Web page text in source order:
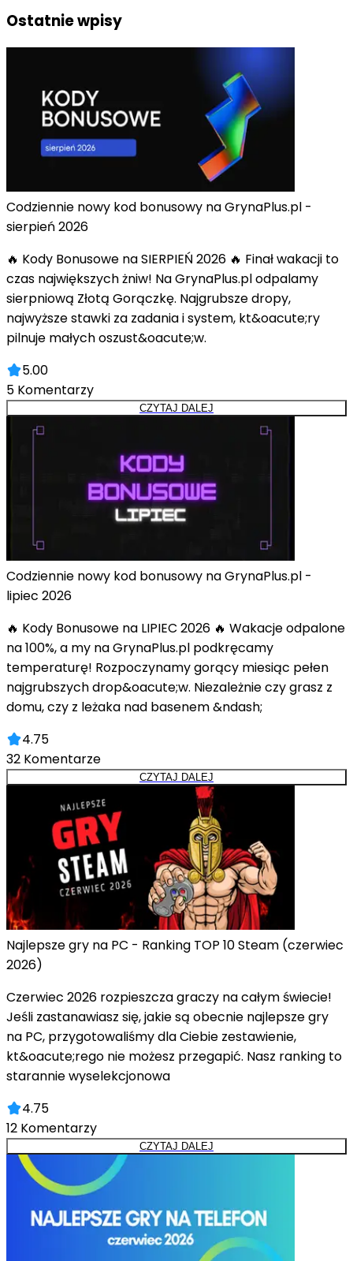
Ostatnie wpisy
Codziennie nowy kod bonusowy na GrynaPlus.pl -
sierpień 2026
🔥 Kody Bonusowe na SIERPIEŃ 2026 🔥 Finał wakacji to
czas największych żniw! Na GrynaPlus.pl odpalamy
sierpniową Złotą Gorączkę. Najgrubsze dropy,
najwyższe stawki za zadania i system, kt&oacute;ry
pilnuje małych oszust&oacute;w.
5.00
5 Komentarzy
CZYTAJ DALEJ
Codziennie nowy kod bonusowy na GrynaPlus.pl -
lipiec 2026
🔥 Kody Bonusowe na LIPIEC 2026 🔥 Wakacje odpalone
na 100%, a my na GrynaPlus.pl podkręcamy
temperaturę! Rozpoczynamy gorący miesiąc pełen
najgrubszych drop&oacute;w. Niezależnie czy grasz z
domu, czy z leżaka nad basenem &ndash;
4.75
32 Komentarze
CZYTAJ DALEJ
Najlepsze gry na PC - Ranking TOP 10 Steam (czerwiec
2026)
Czerwiec 2026 rozpieszcza graczy na całym świecie!
Jeśli zastanawiasz się, jakie są obecnie najlepsze gry
na PC, przygotowaliśmy dla Ciebie zestawienie,
kt&oacute;rego nie możesz przegapić. Nasz ranking to
starannie wyselekcjonowa
4.75
12 Komentarzy
CZYTAJ DALEJ